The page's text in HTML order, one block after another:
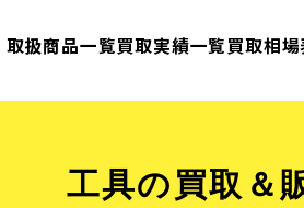
取扱商品一覧買取実績一覧買取相場
工具の買取＆